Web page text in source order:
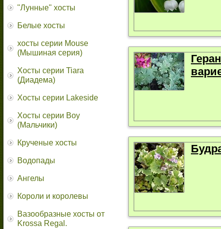
"Лунные" хосты
Белые хосты
хосты серии Mouse
(Мышиная серия)
Хосты серии Tiara
(Диадема)
Хосты серии Lakeside
Хосты серии Boy
(Мальчики)
Крученые хосты
Водопады
Ангелы
Короли и королевы
Вазообразные хосты от
Krossa Regal.